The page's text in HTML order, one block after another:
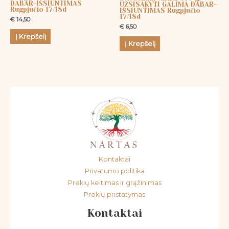
DABAR-IŠSIUNTIMAS
Rugpjūčio 17/18d
€ 14,50
Į Krepšelį
UŽSISAKYTI GALIMA DABAR-
IŠSIUNTIMAS Rugpjūčio
17/18d
€ 6,50
Į Krepšelį
Kontaktai
Privatumo politika
Prekių keitimas ir grąžinimas
Prekių pristatymas
Kontaktai